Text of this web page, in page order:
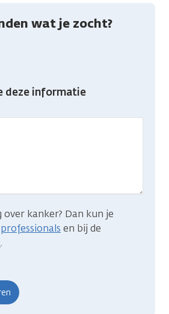
wat je zocht?
deze informatie
over kanker? Dan kun je
professionals en bij de
.